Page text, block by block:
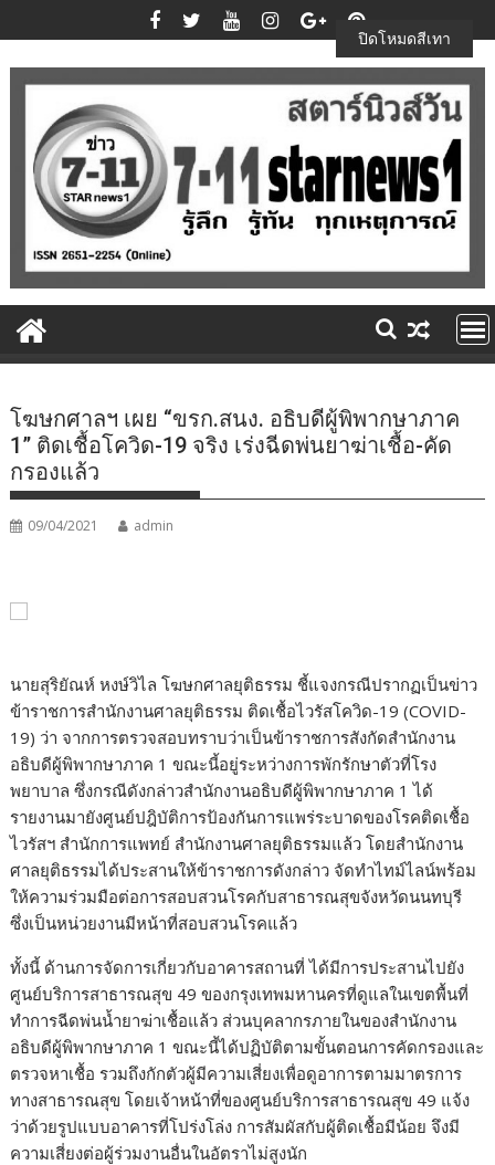
to
content
โฆษกศาลฯ เผย “ขรก.สนง. อธิบดีผู้พิพากษาภาค
1” ติดเชื้อโควิด-19 จริง เร่งฉีดพ่นยาฆ่าเชื้อ-คัด
กรองแล้ว
09/04/2021 admin
นายสุริยัณห์ หงษ์วิไล โฆษกศาลยุติธรรม ชี้แจงกรณีปรากฏเป็นข่าว
ข้าราชการสำนักงานศาลยุติธรรม ติดเชื้อไวรัสโควิด-19 (COVID-
19) ว่า จากการตรวจสอบทราบว่าเป็นข้าราชการสังกัดสำนักงาน
อธิบดีผู้พิพากษาภาค 1 ขณะนี้อยู่ระหว่างการพักรักษาตัวที่โรง
พยาบาล ซึ่งกรณีดังกล่าวสำนักงานอธิบดีผู้พิพากษาภาค 1 ได้
รายงานมายังศูนย์ปฎิบัติการป้องกันการแพร่ระบาดของโรคติดเชื้อ
ไวรัสฯ สำนักการแพทย์ สำนักงานศาลยุติธรรมแล้ว โดยสำนักงาน
ศาลยุติธรรมได้ประสานให้ข้าราชการดังกล่าว จัดทำไทม์ไลน์พร้อม
ให้ความร่วมมือต่อการสอบสวนโรคกับสาธารณสุขจังหวัดนนทบุรี
ซึ่งเป็นหน่วยงานมีหน้าที่สอบสวนโรคแล้ว
ทั้งนี้ ด้านการจัดการเกี่ยวกับอาคารสถานที่ ได้มีการประสานไปยัง
ศูนย์บริการสาธารณสุข 49 ของกรุงเทพมหานครที่ดูแลในเขตพื้นที่
ทำการฉีดพ่นน้ำยาฆ่าเชื้อแล้ว ส่วนบุคลากรภายในของสำนักงาน
อธิบดีผู้พิพากษาภาค 1 ขณะนี้ได้ปฏิบัติตามขั้นตอนการคัดกรองและ
ตรวจหาเชื้อ รวมถึงกักตัวผู้มีความเสี่ยงเพื่อดูอาการตามมาตรการ
ทางสาธารณสุข โดยเจ้าหน้าที่ของศูนย์บริการสาธารณสุข 49 แจ้ง
ว่าด้วยรูปแบบอาคารที่โปร่งโล่ง การสัมผัสกับผู้ติดเชื้อมีน้อย จึงมี
ความเสี่ยงต่อผู้ร่วมงานอื่นในอัตราไม่สูงนัก
ปิดโหมดสีเทา